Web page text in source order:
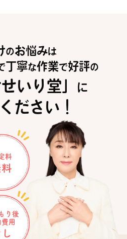
のお悩みは
丁寧な作業で好評の
いり堂」 に
ださい！
料
り後
用